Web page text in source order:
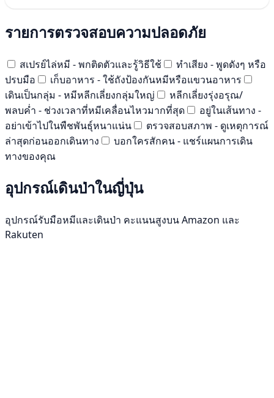
รายการตรวจสอบความปลอดภัย
สเปรย์ไล่หมี - พกติดตัวและรู้วิธีใช้
ทำเสียง - พูดดังๆ หรือ
ปรบมือ
เก็บอาหาร - ใช้ถังป้องกันหมีหรือแขวนอาหาร
เดินเป็นกลุ่ม - หมีหลีกเลี่ยงกลุ่มใหญ่
หลีกเลี่ยงรุ่งอรุณ/
พลบค่ำ - ช่วงเวลาที่หมีเคลื่อนไหวมากที่สุด
อยู่ในเส้นทาง -
อย่าเข้าไปในพืชพันธุ์หนาแน่น
ตรวจสอบสภาพ - ดูเหตุการณ์
ล่าสุดก่อนออกเดินทาง
บอกใครสักคน - แชร์แผนการเดิน
ทางของคุณ
อุปกรณ์เดินป่าในญี่ปุ่น
อุปกรณ์รับมือหมีและเดินป่า คะแนนสูงบน Amazon และ
Rakuten